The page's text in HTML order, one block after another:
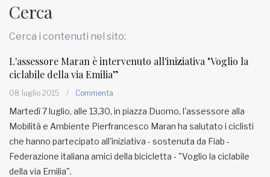
HOME
RUBRICHE
MUNICIPI
Inviateci le vostre segnalazioni
Cerca
Cerca i contenuti nel sito:
L'assessore Maran è intervenuto all'iniziativa "Voglio la
ciclabile della via Emilia”
08 luglio 2015 / Commenta
Martedì 7 luglio, alle 13,30, in piazza Duomo, l'assessore alla
Mobilità e Ambiente Pierfrancesco Maran ha salutato i ciclisti
che hanno partecipato all'iniziativa - sostenuta da Fiab -
Federazione italiana amici della bicicletta - "Voglio la ciclabile
della via Emilia".